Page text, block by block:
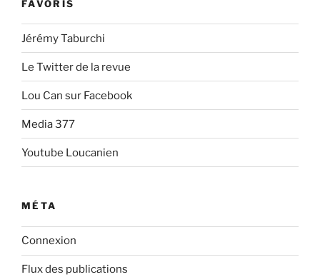
FAVORIS
Jérémy Taburchi
Le Twitter de la revue
Lou Can sur Facebook
Media 377
Youtube Loucanien
MÉTA
Connexion
Flux des publications